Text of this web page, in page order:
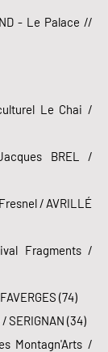
- Le Palace //
Le Chai /
BREL /
/ AVRILLÉ
Fragments /
(74)
SERIGNAN (34)
Montagn'Arts /